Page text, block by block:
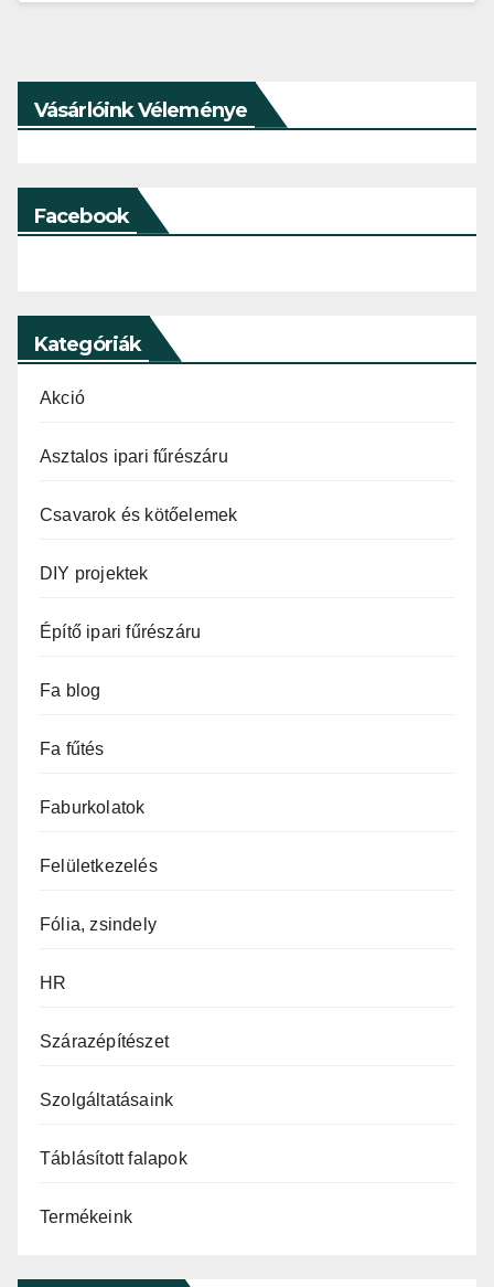
Vásárlóink Véleménye
Facebook
Kategóriák
Akció
Asztalos ipari fűrészáru
Csavarok és kötőelemek
DIY projektek
Építő ipari fűrészáru
Fa blog
Fa fűtés
Faburkolatok
Felületkezelés
Fólia, zsindely
HR
Szárazépítészet
Szolgáltatásaink
Táblásított falapok
Termékeink